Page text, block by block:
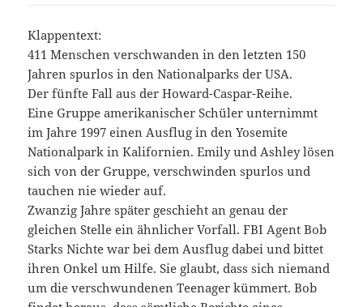
Klappentext:
411 Menschen verschwanden in den letzten 150
Jahren spurlos in den Nationalparks der USA.
Der fünfte Fall aus der Howard-Caspar-Reihe.
Eine Gruppe amerikanischer Schüler unternimmt
im Jahre 1997 einen Ausflug in den Yosemite
Nationalpark in Kalifornien. Emily und Ashley lösen
sich von der Gruppe, verschwinden spurlos und
tauchen nie wieder auf.
Zwanzig Jahre später geschieht an genau der
gleichen Stelle ein ähnlicher Vorfall. FBI Agent Bob
Starks Nichte war bei dem Ausflug dabei und bittet
ihren Onkel um Hilfe. Sie glaubt, dass sich niemand
um die verschwundenen Teenager kümmert. Bob